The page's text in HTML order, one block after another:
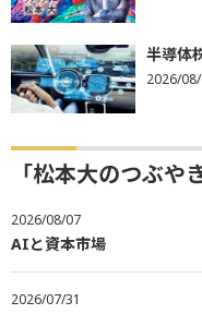
半導体
2026/
「松本大のつぶや
2026/08/07
AIと資本市場
2026/07/31